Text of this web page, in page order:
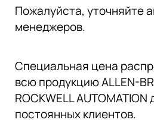
Пожалуйста, уточняйте
менеджеров.
Специальная цена
всю продукцию ALLEN-
ROCKWELL
постоянных клиентов.